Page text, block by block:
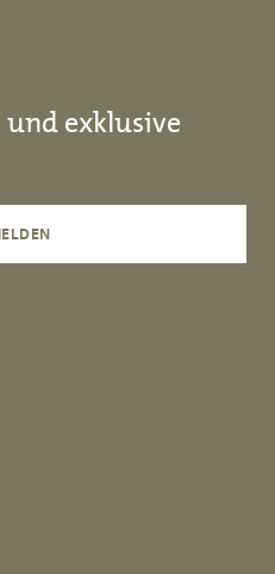
exklusive